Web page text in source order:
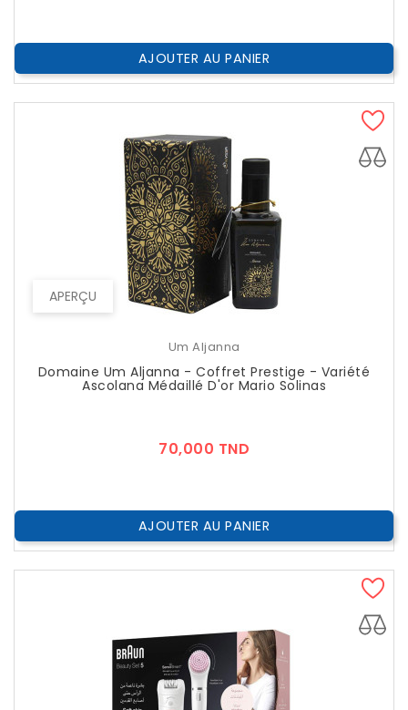
AJOUTER AU PANIER
APERÇU
Um Aljanna
Domaine Um Aljanna - Coffret Prestige - Variété
Ascolana Médaillé D'or Mario Solinas
70,000 TND
AJOUTER AU PANIER